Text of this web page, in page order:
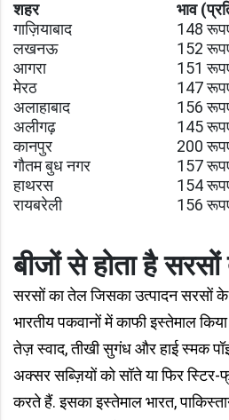
शहर
भाव
गाज़ियाबाद
148
लखनऊ
152
आगरा
151
मेरठ
147
अलाहाबाद
156
अलीगढ़
145
कानपुर
200
गौतम बुध नगर
157
हाथरस
154
रायबरेली
156
बीजों से होता है
सरसों का तेल जिसका उत्पादन सरसों के
भारतीय पकवानों में काफी इस्तेमाल
तेज़ स्वाद, तीखी सुगंध और हाई स्मक
अक्सर सब्ज़ियों को सॉते या फिर
करते हैं. इसका इस्तेमाल भारत,